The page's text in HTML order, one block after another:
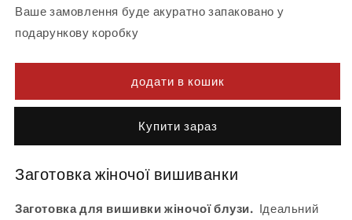
Ваше замовлення буде акуратно запаковано у
подарункову коробку
додати в кошик
Buy it now
Заготовка жіночої вишиванки
Заготовка для вишивки жіночої блузи. Ідеальний